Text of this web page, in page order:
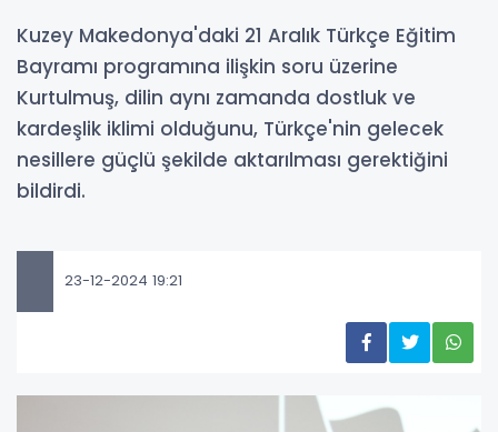
Kuzey Makedonya'daki 21 Aralık Türkçe Eğitim
Bayramı programına ilişkin soru üzerine
Kurtulmuş, dilin aynı zamanda dostluk ve
kardeşlik iklimi olduğunu, Türkçe'nin gelecek
nesillere güçlü şekilde aktarılması gerektiğini
bildirdi.
23-12-2024 19:21